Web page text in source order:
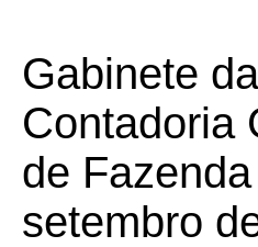
Gabinete
Contadoria
de
setembro